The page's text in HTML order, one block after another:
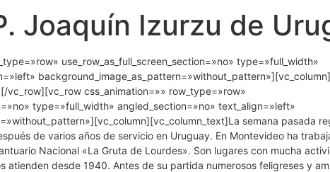
Joaquín Izurzu de
use_row_as_full_screen_section=»no» type=»full_width»
background_image_as_pattern=»without_pattern»][vc_column]
vc_row][vc_row css_animation=»» row_type=»row»
type=»full_width» angled_section=»no» text_align=»left»
semana pasada
de varios años de servicio en Uruguay. En Montevideo ha
Nacional «La Gruta de Lourdes». Son lugares con mucha
atienden desde 1940. Antes de su partida numerosos feligreses y